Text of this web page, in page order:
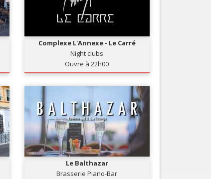
Complexe L'Annexe - Le Carré
Night clubs
Ouvre à 22h00
Le Balthazar
Brasserie Piano-Bar